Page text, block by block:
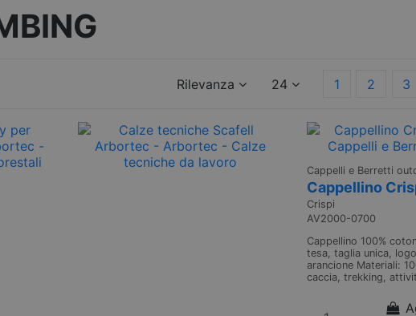
Rilevanza 24 1 2 3
Cappelli e Berretti
Cappellino
Crispi
AV2000-0700
Cappellino 100%
tesa, taglia unica,
arancione Materiali:
caccia, trekking,